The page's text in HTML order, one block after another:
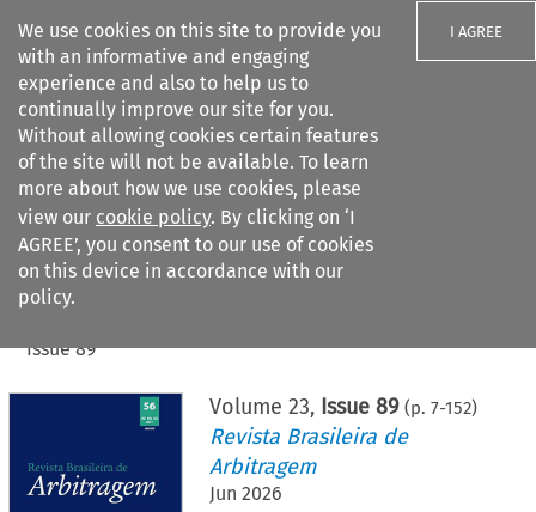
We use cookies on this site to provide you
with an informative and engaging
experience and also to help us to
continually improve our site for you.
Without allowing cookies certain features
of the site will not be available. To learn
more about how we use cookies, please
view our cookie policy. By clicking on ‘I
AGREE’, you consent to our use of cookies
on this device in accordance with our
policy.
I AGREE
Search filters
Citation search
Issue 89
Volume 23, Issue 89 (p. 7-152)
Revista Brasileira de
Arbitragem
Jun 2026